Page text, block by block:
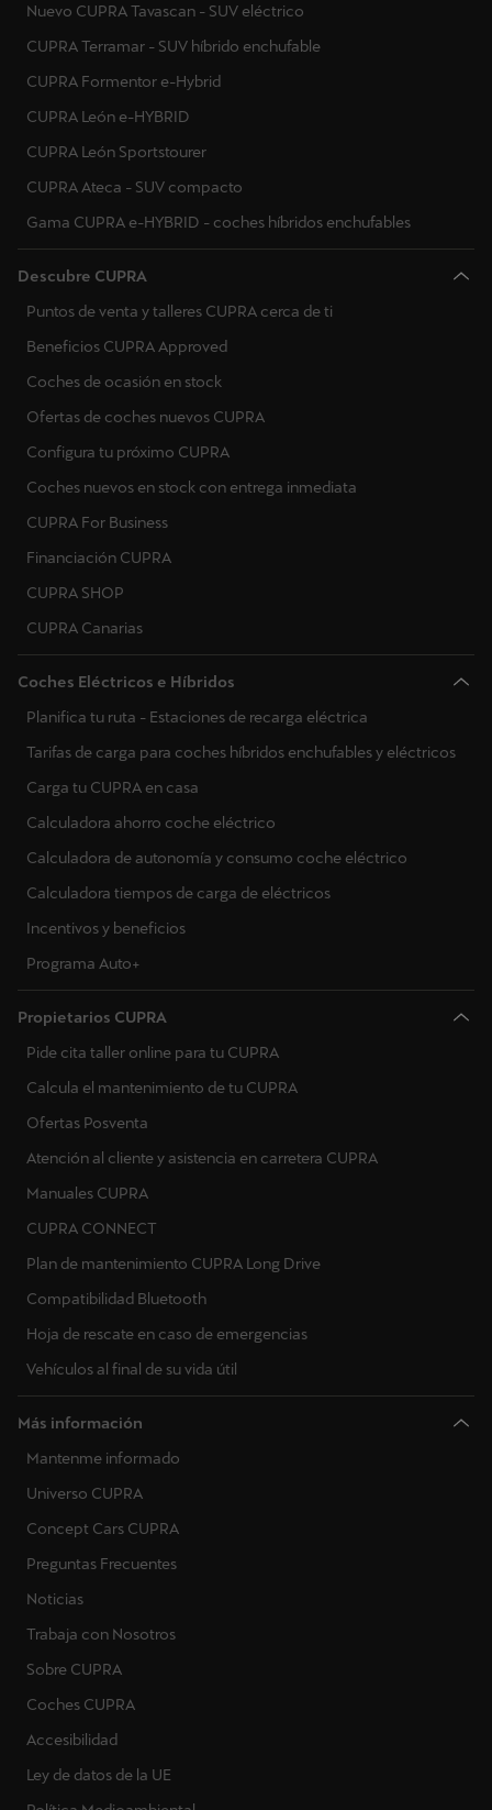
Nuevo CUPRA Tavascan - SUV eléctrico
CUPRA Terramar - SUV híbrido enchufable
CUPRA Formentor e-Hybrid
CUPRA León e-HYBRID
CUPRA León Sportstourer
CUPRA Ateca - SUV compacto
Gama CUPRA e-HYBRID - coches híbridos enchufables
Descubre CUPRA
Puntos de venta y talleres CUPRA cerca de ti
Beneficios CUPRA Approved
Coches de ocasión en stock
Ofertas de coches nuevos CUPRA
Configura tu próximo CUPRA
Coches nuevos en stock con entrega inmediata
CUPRA For Business
Financiación CUPRA
CUPRA SHOP
CUPRA Canarias
Coches Eléctricos e Híbridos
Planifica tu ruta - Estaciones de recarga eléctrica
Tarifas de carga para coches híbridos enchufables y eléctricos
Carga tu CUPRA en casa
Calculadora ahorro coche eléctrico
Calculadora de autonomía y consumo coche eléctrico
Calculadora tiempos de carga de eléctricos
Incentivos y beneficios
Programa Auto+
Propietarios CUPRA
Pide cita taller online para tu CUPRA
Calcula el mantenimiento de tu CUPRA
Ofertas Posventa
Atención al cliente y asistencia en carretera CUPRA
Manuales CUPRA
CUPRA CONNECT
Plan de mantenimiento CUPRA Long Drive
Compatibilidad Bluetooth
Hoja de rescate en caso de emergencias
Vehículos al final de su vida útil
Más información
Mantenme informado
Universo CUPRA
Concept Cars CUPRA
Preguntas Frecuentes
Noticias
Trabaja con Nosotros
Sobre CUPRA
Coches CUPRA
Accesibilidad
Ley de datos de la UE